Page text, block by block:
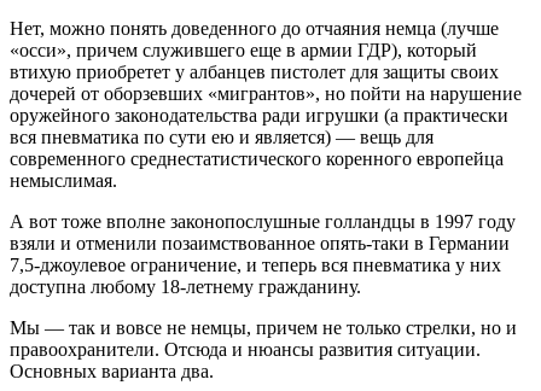
Нет, можно понять доведенного до отчаяния немца (лучше
«осси», причем служившего еще в армии ГДР), который
втихую приобретет у албанцев пистолет для защиты своих
дочерей от оборзевших «мигрантов», но пойти на нарушение
оружейного законодательства ради игрушки (а практически
вся пневматика по сути ею и является) — вещь для
современного среднестатистического коренного европейца
немыслимая.
А вот тоже вполне законопослушные голландцы в 1997 году
взяли и отменили позаимствованное опять-таки в Германии
7,5-джоулевое ограничение, и теперь вся пневматика у них
доступна любому 18-летнему гражданину.
Мы — так и вовсе не немцы, причем не только стрелки, но и
правоохранители. Отсюда и нюансы развития ситуации.
Основных варианта два.